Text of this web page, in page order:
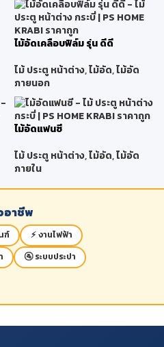
ไม้อัดเคลือบฟิล์ม รุ่น ดีดี
ไม้ ประตู หน้าต่าง,ไม้อัด,ไม้อัด
ภายนอก
ไม้อัดแฟนซี
ไม้ ประตู หน้าต่าง,ไม้อัด,ไม้อัด
ภายใน
อาชีพ
ฑ์
⚡ งานไฟฟ้า
🚰 ระบบประปา